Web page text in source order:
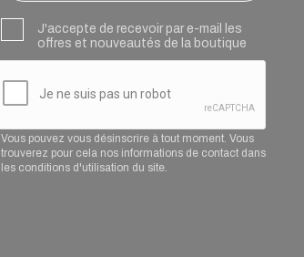
J'accepte de recevoir par e-mail les
offres et nouveautés de la boutique
Vous pouvez vous désinscrire à tout moment. Vous
trouverez pour cela nos informations de contact dans
les conditions d'utilisation du site.